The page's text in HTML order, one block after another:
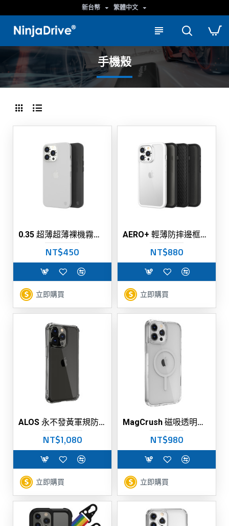
新台幣 繁體中文
手機殼
0.35 超薄超薄裸機霧面手機保護殼（支援Magsafe)
NT$450
立即購買
AERO+ 輕薄防摔邊框保護殼(支援MagSafe) iPhone13全系列
NT$880
立即購買
ALOS 永不發黃軍規防摔抗菌透明殼-5年保固
NT$1,080
立即購買
MagCrush 磁吸透明空壓手機保護殼（支援MagSafe)
NT$980
立即購買